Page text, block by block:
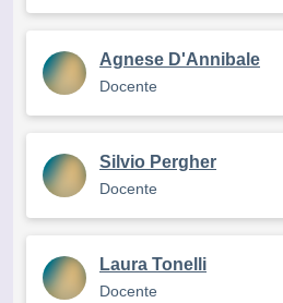
Agnese D'Annibale
Docente
Silvio Pergher
Docente
Laura Tonelli
Docente